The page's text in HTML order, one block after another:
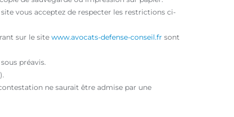
vous acceptez de respecter les restrictions ci-
sur le site www.avocats-defense-conseil.fr sont
préavis.
ne saurait être admise par une